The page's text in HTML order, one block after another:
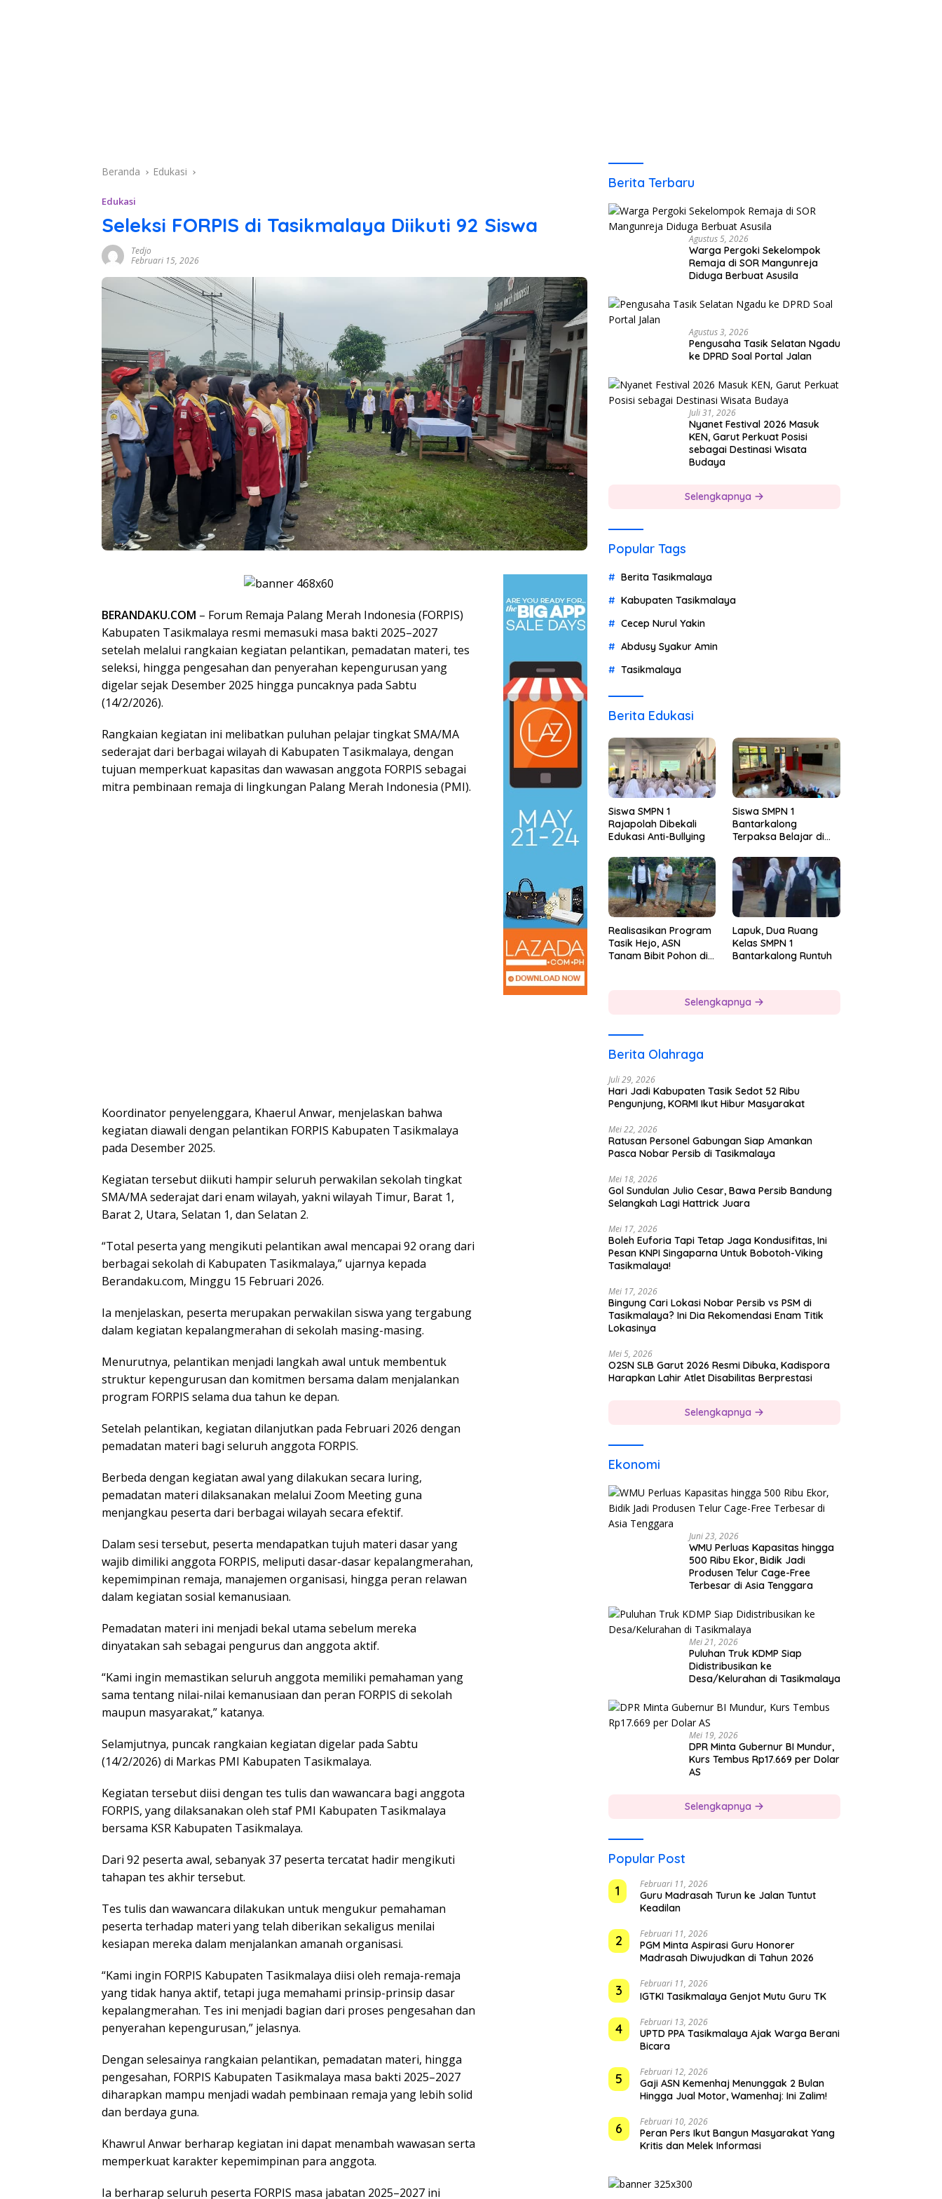
Beranda Edukasi
Edukasi
Seleksi FORPIS di Tasikmalaya Diikuti 92 Siswa
Tedjo
Februari 15, 2026
BERANDAKU.COM – Forum Remaja Palang Merah Indonesia (FORPIS)
Kabupaten Tasikmalaya resmi memasuki masa bakti 2025–2027
setelah melalui rangkaian kegiatan pelantikan, pemadatan materi, tes
seleksi, hingga pengesahan dan penyerahan kepengurusan yang
digelar sejak Desember 2025 hingga puncaknya pada Sabtu
(14/2/2026).
Rangkaian kegiatan ini melibatkan puluhan pelajar tingkat SMA/MA
sederajat dari berbagai wilayah di Kabupaten Tasikmalaya, dengan
tujuan memperkuat kapasitas dan wawasan anggota FORPIS sebagai
mitra pembinaan remaja di lingkungan Palang Merah Indonesia (PMI).
Koordinator penyelenggara, Khaerul Anwar, menjelaskan bahwa
kegiatan diawali dengan pelantikan FORPIS Kabupaten Tasikmalaya
pada Desember 2025.
Kegiatan tersebut diikuti hampir seluruh perwakilan sekolah tingkat
SMA/MA sederajat dari enam wilayah, yakni wilayah Timur, Barat 1,
Barat 2, Utara, Selatan 1, dan Selatan 2.
“Total peserta yang mengikuti pelantikan awal mencapai 92 orang dari
berbagai sekolah di Kabupaten Tasikmalaya,” ujarnya kepada
Berandaku.com, Minggu 15 Februari 2026.
Ia menjelaskan, peserta merupakan perwakilan siswa yang tergabung
dalam kegiatan kepalangmerahan di sekolah masing-masing.
Menurutnya, pelantikan menjadi langkah awal untuk membentuk
struktur kepengurusan dan komitmen bersama dalam menjalankan
program FORPIS selama dua tahun ke depan.
Setelah pelantikan, kegiatan dilanjutkan pada Februari 2026 dengan
pemadatan materi bagi seluruh anggota FORPIS.
Berbeda dengan kegiatan awal yang dilakukan secara luring,
pemadatan materi dilaksanakan melalui Zoom Meeting guna
menjangkau peserta dari berbagai wilayah secara efektif.
Dalam sesi tersebut, peserta mendapatkan tujuh materi dasar yang
wajib dimiliki anggota FORPIS, meliputi dasar-dasar kepalangmerahan,
kepemimpinan remaja, manajemen organisasi, hingga peran relawan
dalam kegiatan sosial kemanusiaan.
Pemadatan materi ini menjadi bekal utama sebelum mereka
dinyatakan sah sebagai pengurus dan anggota aktif.
“Kami ingin memastikan seluruh anggota memiliki pemahaman yang
sama tentang nilai-nilai kemanusiaan dan peran FORPIS di sekolah
maupun masyarakat,” katanya.
Selamjutnya, puncak rangkaian kegiatan digelar pada Sabtu
(14/2/2026) di Markas PMI Kabupaten Tasikmalaya.
Kegiatan tersebut diisi dengan tes tulis dan wawancara bagi anggota
FORPIS, yang dilaksanakan oleh staf PMI Kabupaten Tasikmalaya
bersama KSR Kabupaten Tasikmalaya.
Dari 92 peserta awal, sebanyak 37 peserta tercatat hadir mengikuti
tahapan tes akhir tersebut.
Tes tulis dan wawancara dilakukan untuk mengukur pemahaman
peserta terhadap materi yang telah diberikan sekaligus menilai
kesiapan mereka dalam menjalankan amanah organisasi.
“Kami ingin FORPIS Kabupaten Tasikmalaya diisi oleh remaja-remaja
yang tidak hanya aktif, tetapi juga memahami prinsip-prinsip dasar
kepalangmerahan. Tes ini menjadi bagian dari proses pengesahan dan
penyerahan kepengurusan,” jelasnya.
Dengan selesainya rangkaian pelantikan, pemadatan materi, hingga
pengesahan, FORPIS Kabupaten Tasikmalaya masa bakti 2025–2027
diharapkan mampu menjadi wadah pembinaan remaja yang lebih solid
dan berdaya guna.
Khawrul Anwar berharap kegiatan ini dapat menambah wawasan serta
memperkuat karakter kepemimpinan para anggota.
Ia berharap seluruh peserta FORPIS masa jabatan 2025–2027 ini
Berita Terbaru
Agustus 5, 2026
Warga Pergoki Sekelompok
Remaja di SOR Mangunreja
Diduga Berbuat Asusila
Agustus 3, 2026
Pengusaha Tasik Selatan Ngadu
ke DPRD Soal Portal Jalan
Juli 31, 2026
Nyanet Festival 2026 Masuk
KEN, Garut Perkuat Posisi
sebagai Destinasi Wisata
Budaya
Selengkapnya
Popular Tags
Berita Tasikmalaya
Kabupaten Tasikmalaya
Cecep Nurul Yakin
Abdusy Syakur Amin
Tasikmalaya
Berita Edukasi
Siswa SMPN 1
Rajapolah Dibekali
Edukasi Anti-Bullying
Siswa SMPN 1
Bantarkalong
Terpaksa Belajar di
Realisasikan Program
Tasik Hejo, ASN
Tanam Bibit Pohon di
Lapuk, Dua Ruang
Kelas SMPN 1
Bantarkalong Runtuh
Selengkapnya
Berita Olahraga
Juli 29, 2026
Hari Jadi Kabupaten Tasik Sedot 52 Ribu
Pengunjung, KORMI Ikut Hibur Masyarakat
Mei 22, 2026
Ratusan Personel Gabungan Siap Amankan
Pasca Nobar Persib di Tasikmalaya
Mei 18, 2026
Gol Sundulan Julio Cesar, Bawa Persib Bandung
Selangkah Lagi Hattrick Juara
Mei 17, 2026
Boleh Euforia Tapi Tetap Jaga Kondusifitas, Ini
Pesan KNPI Singaparna Untuk Bobotoh-Viking
Tasikmalaya!
Mei 17, 2026
Bingung Cari Lokasi Nobar Persib vs PSM di
Tasikmalaya? Ini Dia Rekomendasi Enam Titik
Lokasinya
Mei 5, 2026
O2SN SLB Garut 2026 Resmi Dibuka, Kadispora
Harapkan Lahir Atlet Disabilitas Berprestasi
Selengkapnya
Ekonomi
Juni 23, 2026
WMU Perluas Kapasitas hingga
500 Ribu Ekor, Bidik Jadi
Produsen Telur Cage-Free
Terbesar di Asia Tenggara
Mei 21, 2026
Puluhan Truk KDMP Siap
Didistribusikan ke
Desa/Kelurahan di Tasikmalaya
Mei 19, 2026
DPR Minta Gubernur BI Mundur,
Kurs Tembus Rp17.669 per Dolar
AS
Selengkapnya
Popular Post
1
Februari 11, 2026
Guru Madrasah Turun ke Jalan Tuntut
Keadilan
2 Februari 11, 2026
PGM Minta Aspirasi Guru Honorer
Madrasah Diwujudkan di Tahun 2026
3 Februari 11, 2026
IGTKI Tasikmalaya Genjot Mutu Guru TK
4 Februari 13, 2026
UPTD PPA Tasikmalaya Ajak Warga Berani
Bicara
5 Februari 12, 2026
Gaji ASN Kemenhaj Menunggak 2 Bulan
Hingga Jual Motor, Wamenhaj: Ini Zalim!
6 Februari 10, 2026
Peran Pers Ikut Bangun Masyarakat Yang
Kritis dan Melek Informasi